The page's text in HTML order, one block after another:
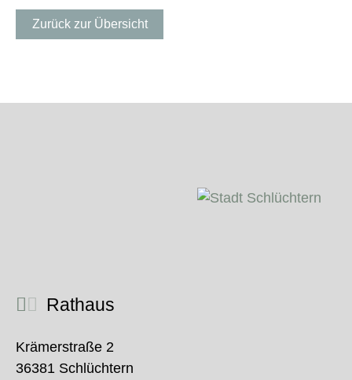
Zurück zur Übersicht
Rathaus
Krämerstraße 2
36381 Schlüchtern